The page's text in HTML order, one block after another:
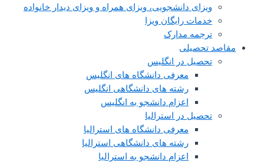
ویزای دانشجویی، ویزای همراه و ویزای دیدار خانواده
خدمات رایگان ویزا
ترجمه مدارک
مقاصد تحصیلی
تحصیل در انگلیس
معرفی دانشگاه های انگلیس
رشته های دانشگاهی انگلیس
اعزام دانشجو به انگلیس
تحصیل در استرالیا
معرفی دانشگاه های استرالیا
رشته های دانشگاهی استرالیا
اعزام دانشجو به استرالیا